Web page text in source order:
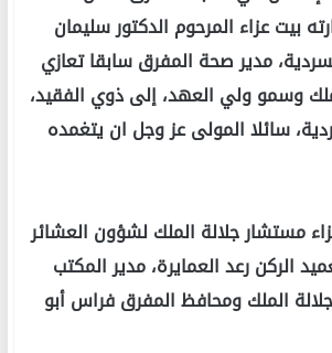
بيت عزاء المرحوم الدكتور سليمان
مدير صحة المفرق سابقا تعازي
وسمو ولي العهد، إلى ذوي الفقيد،
سائلا المولى عز وجل ان يتغمده
مستشار جلالة الملك لشؤون العشائر
الركن رعد العمايرة، مدير المكتب
الملك ومحافظ المفرق فراس أبو